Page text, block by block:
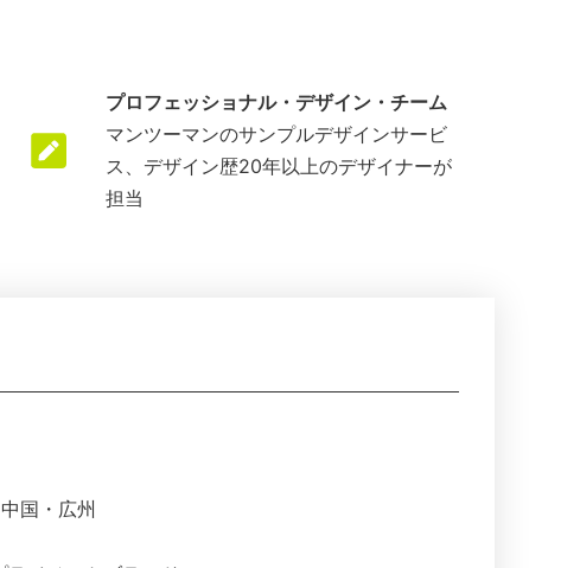
プロフェッショナル・デザイン・チーム
マンツーマンのサンプルデザインサービ
ス、デザイン歴20年以上のデザイナーが
担当
中国・広州